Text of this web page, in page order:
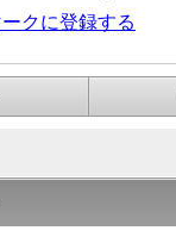
クに登録する